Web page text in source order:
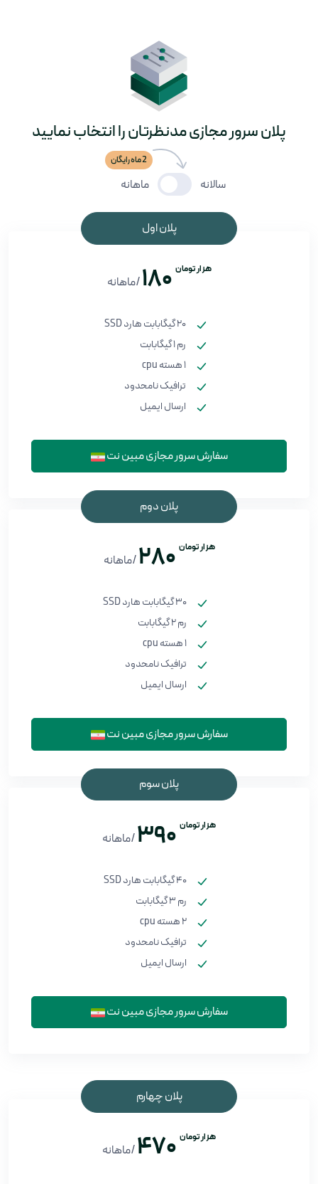
پلان سرور مجازی مدنظرتان را انتخاب نمایید
سالانه ماهانه
2 ماه رایگان
پلان اول
هزار تومان 180/ماهانه
20 گیگابابت هارد SSD
رم 1 گیگابابت
1 هسته cpu
ترافیک نامحدود
ارسال ایمیل
سفارش سرور مجازی مبین نت
پلان دوم
هزار تومان 280/ماهانه
30 گیگابابت هارد SSD
رم 2 گیگابابت
1 هسته cpu
ترافیک نامحدود
ارسال ایمیل
سفارش سرور مجازی مبین نت
پلان سوم
هزار تومان 390/ماهانه
40 گیگابابت هارد SSD
رم 3 گیگابابت
2 هسته cpu
ترافیک نامحدود
ارسال ایمیل
سفارش سرور مجازی مبین نت
پلان چهارم
هزار تومان 470/ماهانه